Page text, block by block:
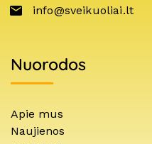
info@sveikuoliai.lt
Nuorodos
Apie mus
Naujienos